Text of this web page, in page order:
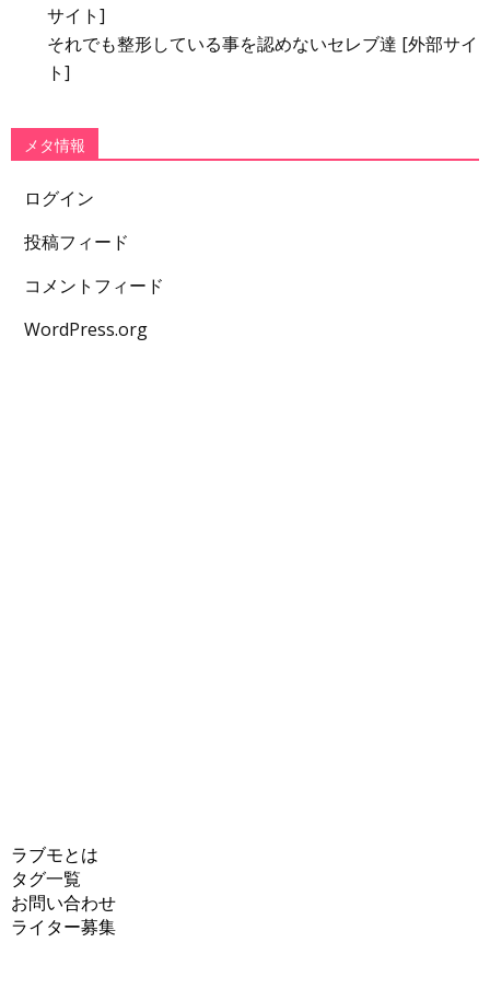
サイト]
それでも整形している事を認めないセレブ達 [外部サイ
ト]
メタ情報
ログイン
投稿フィード
コメントフィード
WordPress.org
ラブモとは
タグ一覧
お問い合わせ
ライター募集